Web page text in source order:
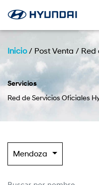
Inicio/ Post Venta / Red
Servicios
Red de Servicios Oficiales
Mendoza